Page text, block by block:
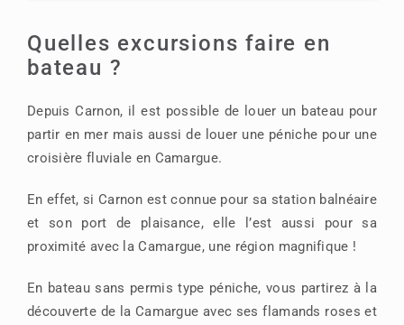
Quelles excursions faire en
bateau ?
Depuis Carnon, il est possible de louer un bateau pour
partir en mer mais aussi de louer une péniche pour une
croisière fluviale en Camargue.
En effet, si Carnon est connue pour sa station balnéaire
et son port de plaisance, elle l’est aussi pour sa
proximité avec la Camargue, une région magnifique !
En bateau sans permis type péniche, vous partirez à la
découverte de la Camargue avec ses flamands roses et